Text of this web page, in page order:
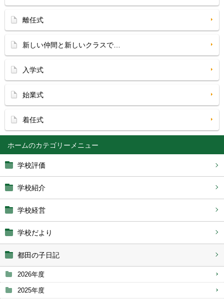
ホーム
学校評価
学校紹介
学校経営
学校だより
都田の子日記
2026年度
2025年度
離任式
新しい仲間と新しいクラスで…
入学式
始業式
着任式